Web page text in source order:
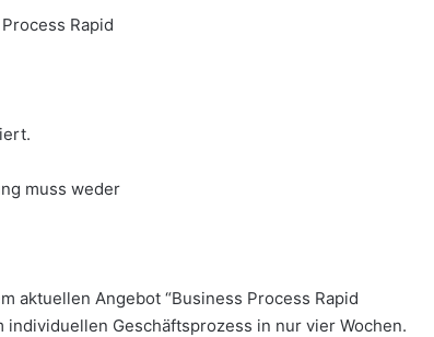
Rapid
muss weder
aktuellen Angebot “Business Process Rapid
Geschäftsprozess in nur vier Wochen.